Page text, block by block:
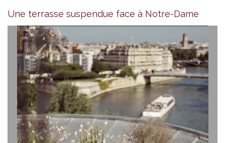
Une terrasse suspendue face à Notre-Dame